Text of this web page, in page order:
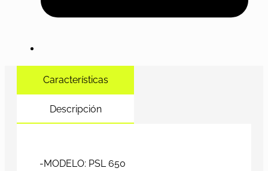
Características
Descripción
-MODELO: PSL 650